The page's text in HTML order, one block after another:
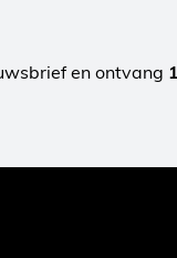
en ontvang